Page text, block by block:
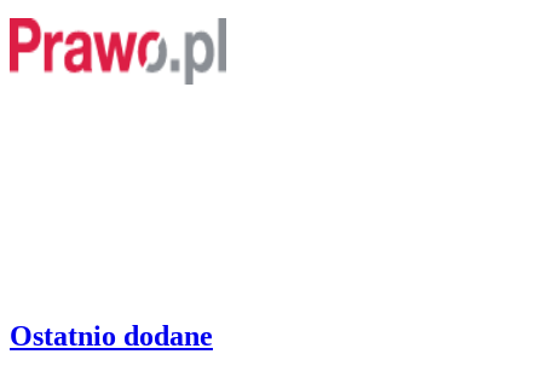
Ostatnio dodane